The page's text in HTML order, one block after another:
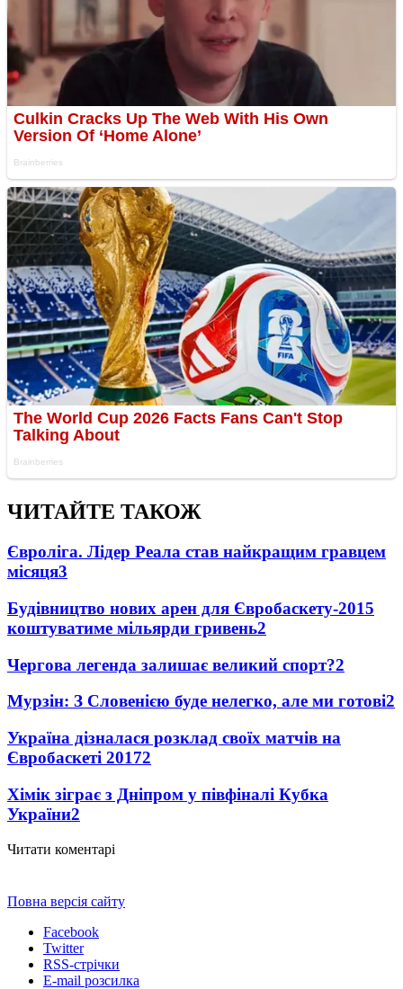
ЧИТАЙТЕ ТАКОЖ
Євроліга. Лідер Реала став найкращим гравцем
місяця3
Будівництво нових арен для Євробаскету-2015
коштуватиме мільярди гривень2
Чергова легенда залишає великий спорт?2
Мурзін: З Словенією буде нелегко, але ми готові2
Україна дізналася розклад своїх матчів на
Євробаскеті 20172
Хімік зіграє з Дніпром у півфіналі Кубка
України2
Читати коментарі
Повна версія сайту
Facebook
Twitter
RSS-стрічки
E-mail розсилка